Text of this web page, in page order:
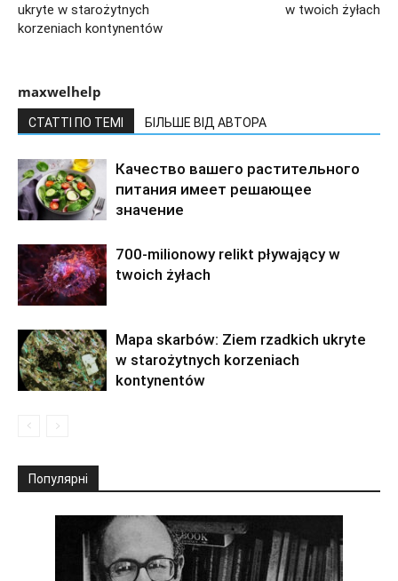
ukryte w starożytnych
korzeniach kontynentów
w twoich żyłach
maxwelhelp
СТАТТІ ПО ТЕМІ БІЛЬШЕ ВІД АВТОРА
Качество вашего растительного
питания имеет решающее
значение
700-milionowy relikt pływający w
twoich żyłach
Mapa skarbów: Ziem rzadkich ukryte
w starożytnych korzeniach
kontynentów
Популярні